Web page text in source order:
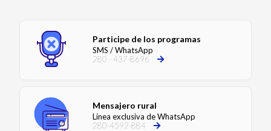
Participe de los programas
SMS / WhatsApp
280 - 437-8696
Mensajero rural
Línea exclusiva de WhatsApp
280-4592-884